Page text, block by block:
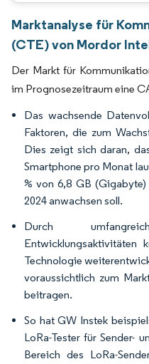
Marktanalyse für
(CTE) von Mordor
Der Markt für
im Prognosezeitraum eine
Das wachsende
Faktoren, die zum
Dies zeigt sich daran,
Smartphone pro Monat
% von 6,8 GB
2024 anwachsen soll.
Durch
Entwicklungsaktivitäten
Technologie
voraussichtlich zum
beitragen.
So hat GW Instek
LoRa-Tester für Sender-
Bereich des LoRa-